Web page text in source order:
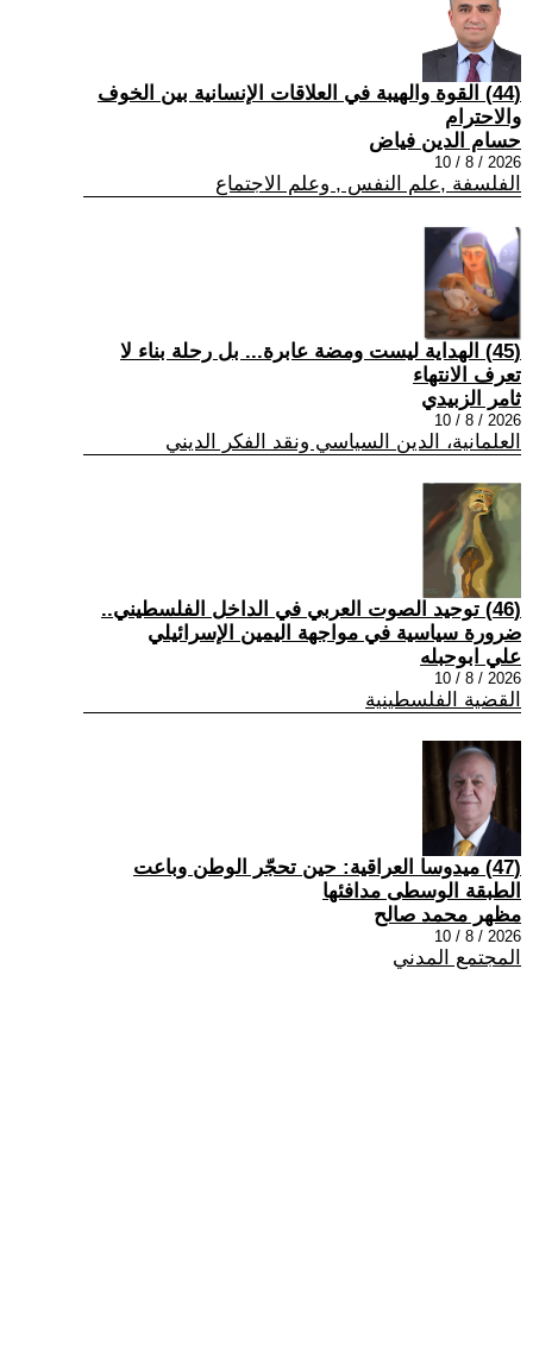
(44) القوة والهيبة في العلاقات الإنسانية بين الخوف
والاحترام
حسام الدين فياض
2026 / 8 / 10
الفلسفة ,علم النفس , وعلم الاجتماع
(45) الهداية ليست ومضة عابرة... بل رحلة بناء لا
تعرف الانتهاء
ثامر الزبيدي
2026 / 8 / 10
العلمانية، الدين السياسي ونقد الفكر الديني
(46) توحيد الصوت العربي في الداخل الفلسطيني..
ضرورة سياسية في مواجهة اليمين الإسرائيلي
علي ابوحبله
2026 / 8 / 10
القضية الفلسطينية
(47) ميدوسا العراقية: حين تحجّر الوطن وباعت
الطبقة الوسطى مدافئها
مظهر محمد صالح
2026 / 8 / 10
المجتمع المدني